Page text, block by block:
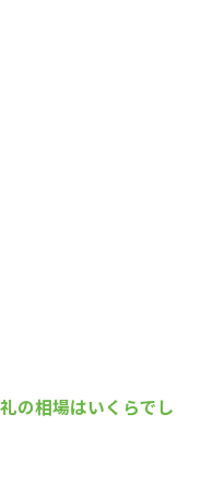
の相場はいくらでし